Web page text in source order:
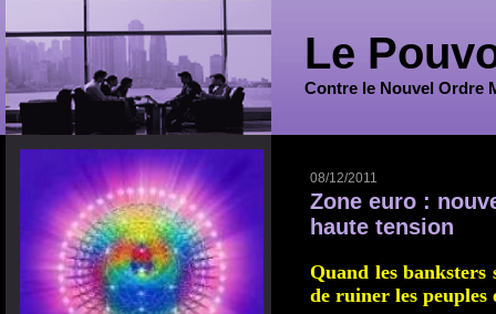
Le
Contre le Nouvel Ordre
08/12/2011
Zone euro :
haute tension
Quand les
de ruiner les peuples